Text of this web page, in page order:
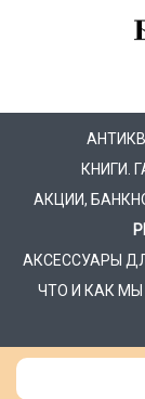
КНИГИ.
АКЦИИ,
АКСЕССУАРЫ
ЧТО И КАК